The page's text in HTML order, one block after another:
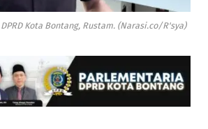
Kota Bontang, Rustam. (Narasi.co/R'sya)